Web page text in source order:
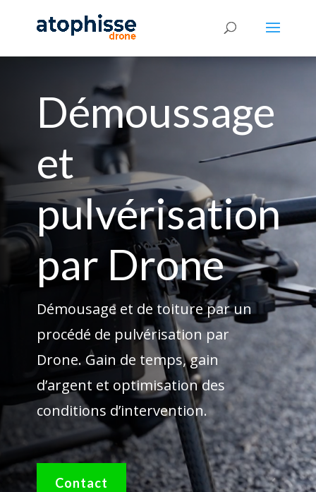
Démoussage
et
pulvérisation
par Drone
Démousage et de toiture par un
procédé de pulvérisation par
Drone. Gain de temps, gain
d’argent et optimisation des
conditions d’intervention.
Contact